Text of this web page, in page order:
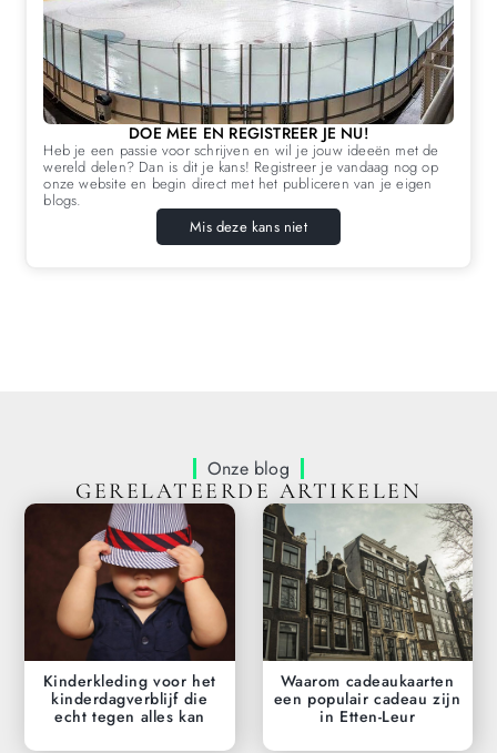
DOE MEE EN REGISTREER JE NU!
Heb je een passie voor schrijven en wil je jouw ideeën met de
wereld delen? Dan is dit je kans! Registreer je vandaag nog op
onze website en begin direct met het publiceren van je eigen
blogs.
Mis deze kans niet
Onze blog
GERELATEERDE ARTIKELEN
Kinderkleding voor het
kinderdagverblijf die
echt tegen alles kan
Waarom cadeaukaarten
een populair cadeau zijn
in Etten-Leur